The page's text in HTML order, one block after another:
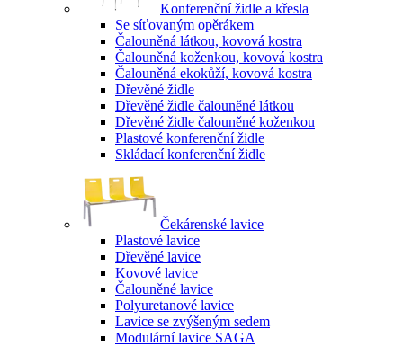
Konferenční židle a křesla
Se síťovaným opěrákem
Čalouněná látkou, kovová kostra
Čalouněná koženkou, kovová kostra
Čalouněná ekokůží, kovová kostra
Dřevěné židle
Dřevěné židle čalouněné látkou
Dřevěné židle čalouněné koženkou
Plastové konferenční židle
Skládací konferenční židle
Čekárenské lavice
Plastové lavice
Dřevěné lavice
Kovové lavice
Čalouněné lavice
Polyuretanové lavice
Lavice se zvýšeným sedem
Modulární lavice SAGA